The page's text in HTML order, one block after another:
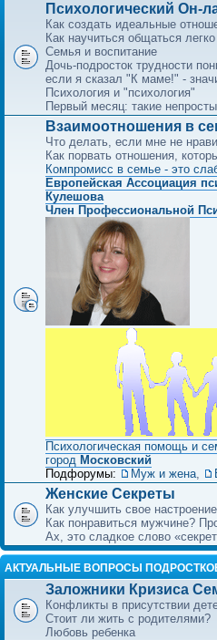
Психологический Он-
Как создать идеальные
Как научиться общаться
Семья и воспитание
Дочь-подросток трудности
если я сказал "К маме!" -
Психология и "психология"
Первый месяц: такие
Взаимоотношения в
Что делать, если мне не
Как порвать отношения,
Компромисс в семье - это
Европейская Ассоциация
Кулешова
Член Профессиональной
Психологическая помощь и
город Московский
Подфорумы:
Муж и жена,
Женские Секреты
Как улучшить свое
Как понравиться мужчине?
Ах, это сладкое слово
АКТУАЛЬНЫЕ ВОПРОСЫ
Заложники Кризиса
Конфликты в присутствии
Стоит ли жить с родителями?
Любовь ребенка